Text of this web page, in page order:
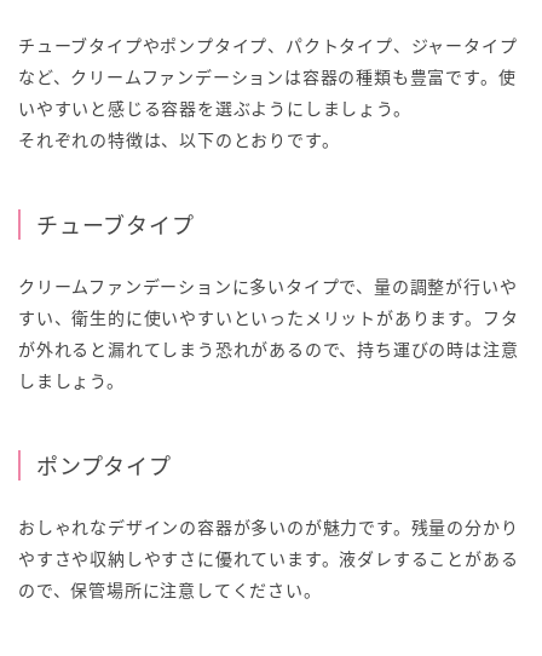
チューブタイプやポンプタイプ、パクトタイプ、ジャータイプ
など、クリームファンデーションは容器の種類も豊富です。使
いやすいと感じる容器を選ぶようにしましょう。
それぞれの特徴は、以下のとおりです。
チューブタイプ
クリームファンデーションに多いタイプで、量の調整が行いや
すい、衛生的に使いやすいといったメリットがあります。フタ
が外れると漏れてしまう恐れがあるので、持ち運びの時は注意
しましょう。
ポンプタイプ
おしゃれなデザインの容器が多いのが魅力です。残量の分かり
やすさや収納しやすさに優れています。液ダレすることがある
ので、保管場所に注意してください。